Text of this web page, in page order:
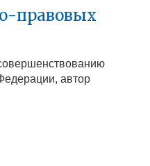
правовых
автор